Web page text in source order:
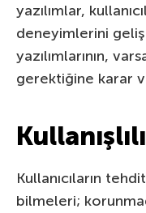
yazılımlar,
deneyimlerini
yazılımlarının,
gerektiğine karar
Kullanıcıların
bilmeleri;